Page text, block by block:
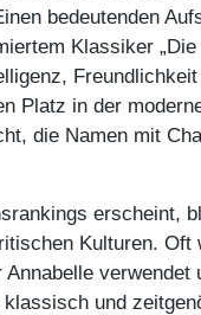
bedeutenden
Klassiker
Platz in der
die Namen mit
erscheint,
Kulturen. Oft
verwendet
und